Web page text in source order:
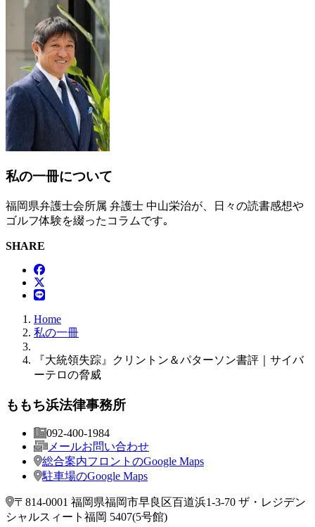
私の一冊について
福岡県弁護士会所属 弁護士 中山栄治が、日々の読書感想や
ゴルフ体験を綴ったコラムです｡
SHARE
Home
私の一冊
『大統領失踪』クリントン＆パターソン書評｜サイバ
ーテロの脅威
ももち浜法律事務所
092-400-1984
メールお問い合わせ
総合案内フロントのGoogle Maps
駐車場のGoogle Maps
〒814-0001 福岡県福岡市早良区百道浜1-3-70 ザ・レジデン
シャルスィート福岡 5407(5号館)